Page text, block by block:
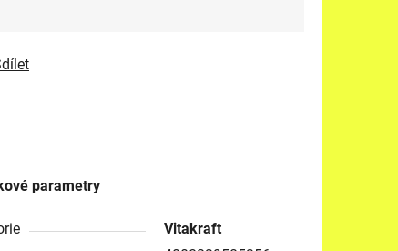
parametry
Vitakraft